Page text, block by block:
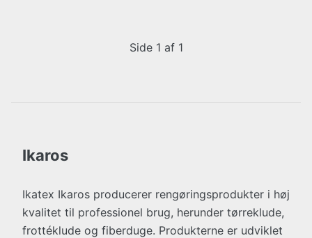
Side 1 af 1
Ikaros
Ikatex Ikaros producerer rengøringsprodukter i høj
kvalitet til professionel brug, herunder tørreklude,
frottéklude og fiberduge. Produkterne er udviklet